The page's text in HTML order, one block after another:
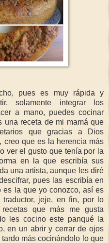
pues es muy rápida y
solamente integrar los
a mano, puedes cocinar
una receta de mi mamá que
que gracias a Dios
creo que es la herencia más
ver el gusto que tenía por la
en la que escribía sus
una artista, aunque les diré
pues las escribía en
es la que yo conozco, así es
jeje, en fin, por lo
que más me gusta
les cocino este panqué la
en un abrir y cerrar de ojos
más cocinándolo lo que